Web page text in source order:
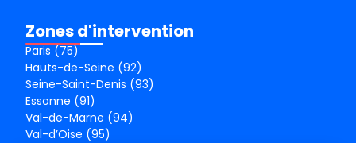
Zones d'intervention
Paris (75)
Hauts-de-Seine (92)
Seine-Saint-Denis (93)
Essonne (91)
Val-de-Marne (94)
Val-d’Oise (95)